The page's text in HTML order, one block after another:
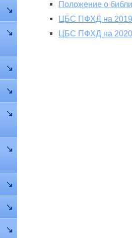
Положение о
ЦБС ПФХД на 2019
ЦБС ПФХД на 2020